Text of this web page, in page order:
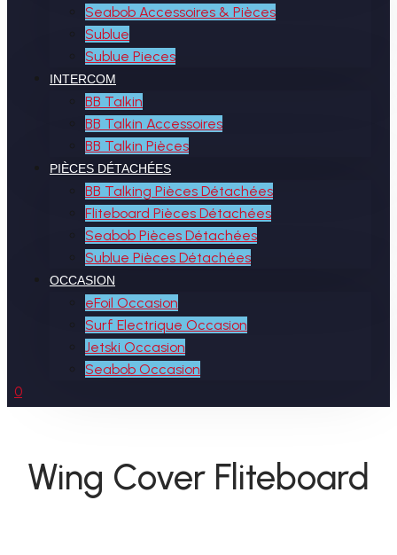
Seabob Accessoires & Pièces
Sublue
Sublue Pieces
INTERCOM
BB Talkin
BB Talkin Accessoires
BB Talkin Pièces
PIÈCES DÉTACHÉES
BB Talking Pièces Détachées
Fliteboard Pièces Détachées
Seabob Pièces Détachées
Sublue Pièces Détachées
OCCASION
eFoil Occasion
Surf Electrique Occasion
Jetski Occasion
Seabob Occasion
0
Wing Cover Fliteboard